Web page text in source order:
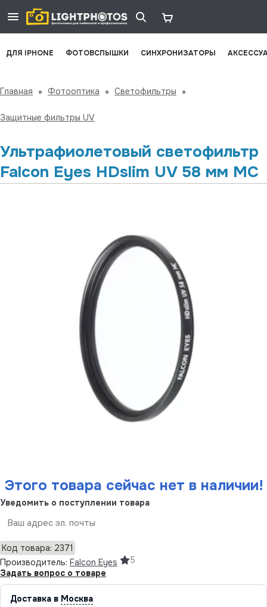
ДЛЯ IPHONE ФОТОВСПЫШКИ СИНХРОНИЗАТОРЫ
Главная » Фотооптика » Светофильтры »
Защитные фильтры UV
Ультрафиолетовый светофильтр
Falcon Eyes HDslim UV 58 мм MC
Этого товара сейчас нет в наличии!
Уведомить о поступлении товара
Код товара: 2371
Производитель: Falcon Eyes
5
Задать вопрос о товаре
Доставка в Москва